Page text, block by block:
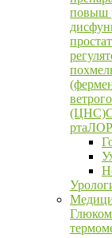
повыш
(ЦНС)
ртаЛОР